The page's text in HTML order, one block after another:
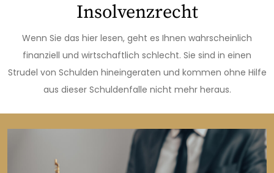
Insolvenzrecht
Wenn Sie das hier lesen, geht es Ihnen wahrscheinlich
finanziell und wirtschaftlich schlecht. Sie sind in einen
Strudel von Schulden hineingeraten und kommen ohne Hilfe
aus dieser Schuldenfalle nicht mehr heraus.